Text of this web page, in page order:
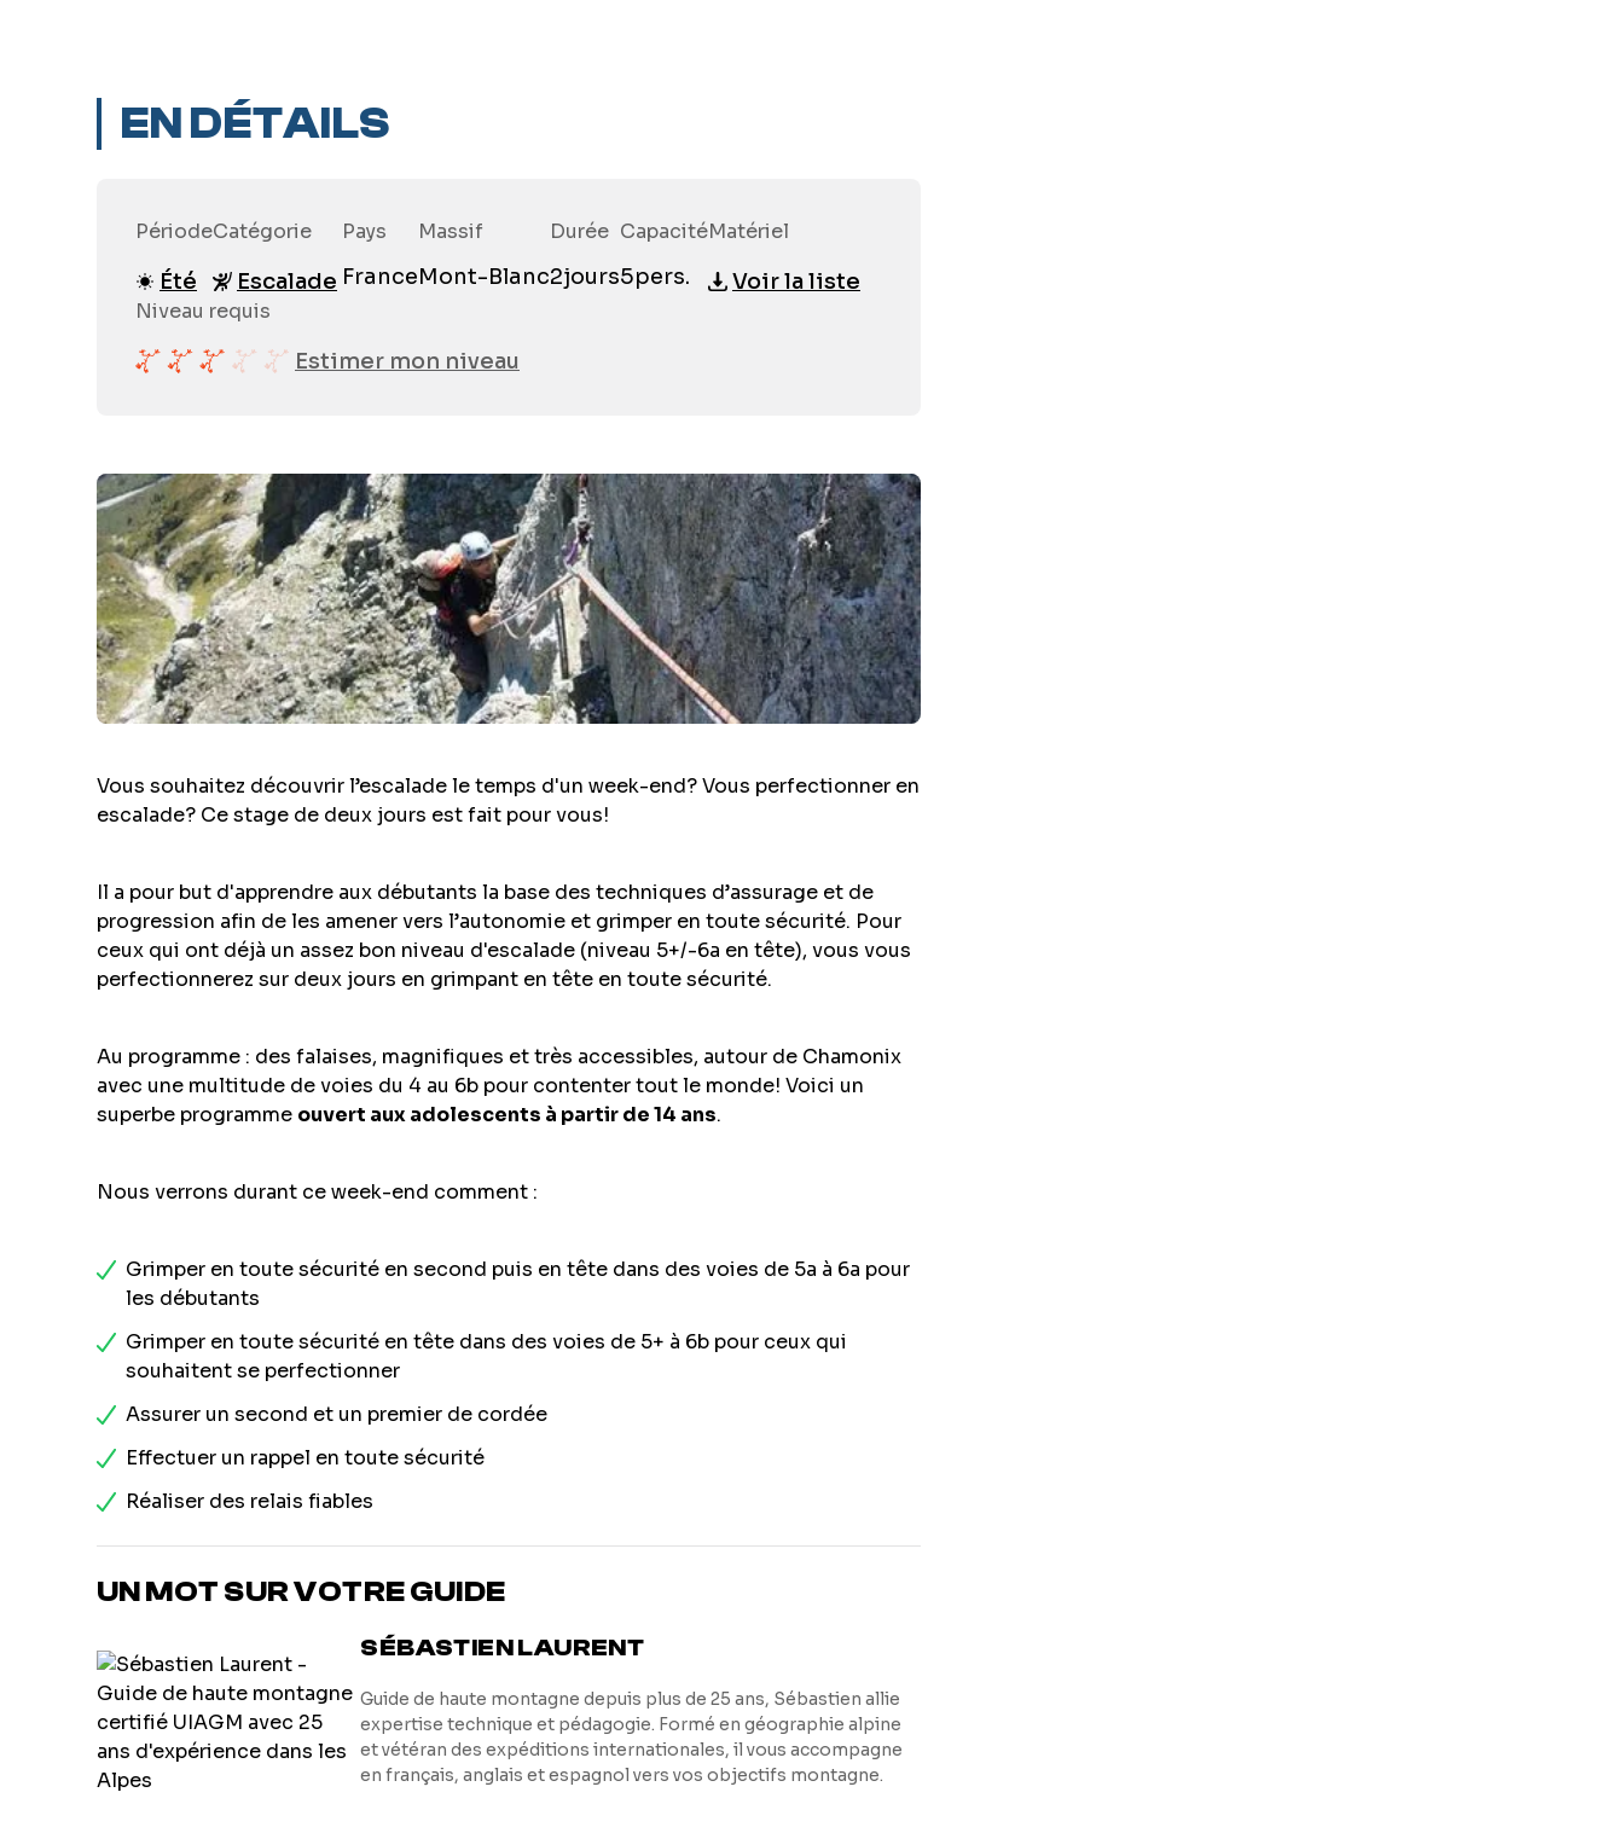
EN DÉTAILS
Période
Été
Catégorie
Escalade
Pays
France
Massif
Mont-Blanc
Durée
2jours
Capacité
5pers.
Matériel
Voir la liste
Niveau requis
Estimer mon niveau
Vous souhaitez découvrir l’escalade le temps d'un week-end? Vous perfectionner en
escalade? Ce stage de deux jours est fait pour vous!
Il a pour but d'apprendre aux débutants la base des techniques d’assurage et de
progression afin de les amener vers l’autonomie et grimper en toute sécurité. Pour
ceux qui ont déjà un assez bon niveau d'escalade (niveau 5+/-6a en tête), vous vous
perfectionnerez sur deux jours en grimpant en tête en toute sécurité.
Au programme : des falaises, magnifiques et très accessibles, autour de Chamonix
avec une multitude de voies du 4 au 6b pour contenter tout le monde! Voici un
superbe programme ouvert aux adolescents à partir de 14 ans.
Nous verrons durant ce week-end comment :
Grimper en toute sécurité en second puis en tête dans des voies de 5a à 6a pour
les débutants
Grimper en toute sécurité en tête dans des voies de 5+ à 6b pour ceux qui
souhaitent se perfectionner
Assurer un second et un premier de cordée
Effectuer un rappel en toute sécurité
Réaliser des relais fiables
UN MOT SUR VOTRE GUIDE
SÉBASTIEN LAURENT
Guide de haute montagne depuis plus de 25 ans, Sébastien allie
expertise technique et pédagogie. Formé en géographie alpine
et vétéran des expéditions internationales, il vous accompagne
en français, anglais et espagnol vers vos objectifs montagne.